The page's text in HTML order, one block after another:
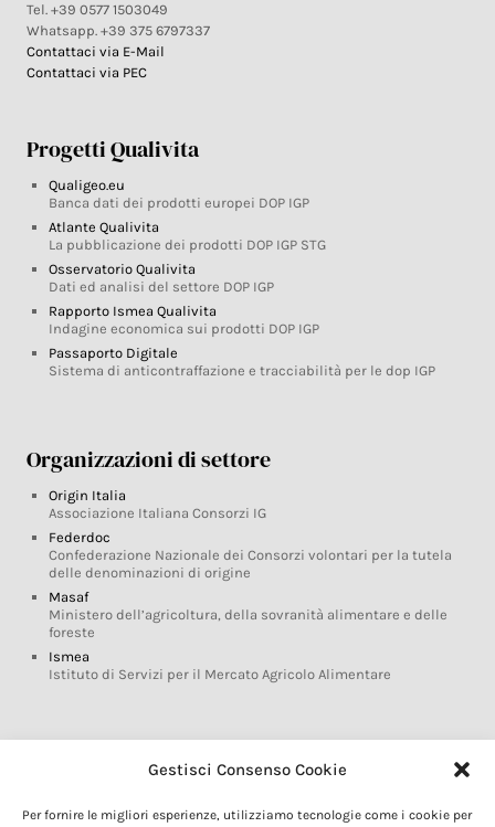
Gestisci Consenso Cookie
Per fornire le migliori esperienze, utilizziamo tecnologie come i cookie per
Tel. +39 0577 1503049
Whatsapp. +39 375 6797337
Contattaci via E-Mail
Contattaci via PEC
Progetti Qualivita
Qualigeo.eu
Banca dati dei prodotti europei DOP IGP
Atlante Qualivita
La pubblicazione dei prodotti DOP IGP STG
Osservatorio Qualivita
Dati ed analisi del settore DOP IGP
Rapporto Ismea Qualivita
Indagine economica sui prodotti DOP IGP
Passaporto Digitale
Sistema di anticontraffazione e tracciabilità per le dop IGP
Organizzazioni di settore
Origin Italia
Associazione Italiana Consorzi IG
Federdoc
Confederazione Nazionale dei Consorzi volontari per la tutela
delle denominazioni di origine
Masaf
Ministero dell’agricoltura, della sovranità alimentare e delle
foreste
Ismea
Istituto di Servizi per il Mercato Agricolo Alimentare
Glossario DOP IGP
Marchi DOP IGP